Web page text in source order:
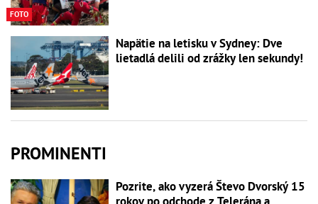
FOTO
Napätie na letisku v Sydney: Dve
lietadlá delili od zrážky len sekundy!
PROMINENTI
Pozrite, ako vyzerá Števo Dvorský 15